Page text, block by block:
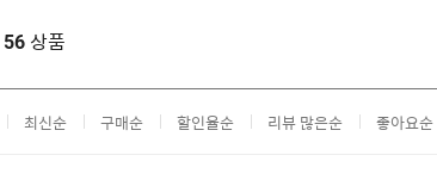
56 상품
최신순 구매순 할인율순 리뷰 많은순 좋아요순